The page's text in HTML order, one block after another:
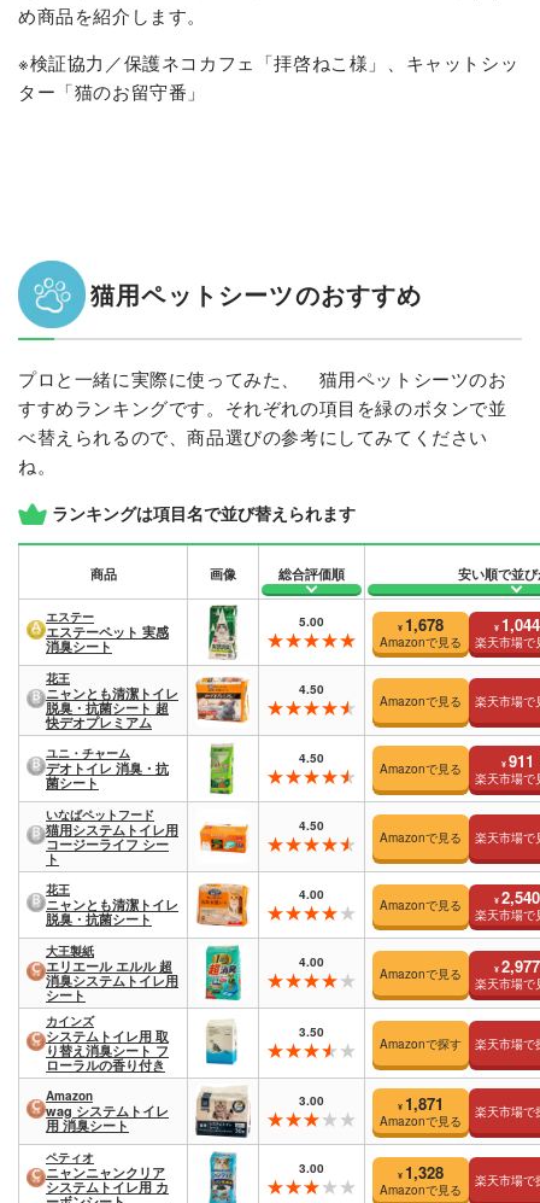
め商品を紹介します。
※検証協力／保護ネコカフェ「拝啓ねこ様」、キャットシッ
ター「猫のお留守番」
猫用ペットシーツのおすすめ
プロと一緒に実際に使ってみた、 猫用ペットシーツのお
すすめランキングです。それぞれの項目を緑のボタンで並
べ替えられるので、商品選びの参考にしてみてください
ね。
ランキングは項目名で並び替えられます
商品 画像 総合評価順 安い順で並
エステー
エステーペット 実感
消臭シート
5.00 ¥ 1,678
Amazonで見る
¥ 1,044
楽天市場で
花王
ニャンとも清潔トイレ
脱臭・抗菌シート 超
快デオプレミアム
4.50
Amazonで見る 楽天市場で
ユニ・チャーム
デオトイレ 消臭・抗
菌シート
4.50
Amazonで見る ¥ 911
楽天市場で
いなばペットフード
猫用システムトイレ用
コージーライフ シー
ト
4.50
Amazonで見る 楽天市場で
花王
ニャンとも清潔トイレ
脱臭・抗菌シート
4.00
Amazonで見る ¥ 2,540
楽天市場で
大王製紙
エリエール エルル 超
消臭システムトイレ用
シート
4.00
Amazonで見る ¥ 2,977
楽天市場で
カインズ
システムトイレ用 取
り替え消臭シート フ
ローラルの香り付き
3.50
Amazonで探す 楽天市場で
Amazon
wag システムトイレ
用 消臭シート
3.00 ¥ 1,871
Amazonで見る
楽天市場で
ペティオ
ニャンニャンクリア
システムトイレ用 カ
3.00 ¥ 1,328
Amazonで見る
楽天市場で